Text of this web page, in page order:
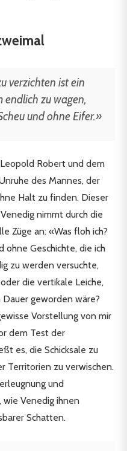
verzichten ist ein
endlich zu wagen,
und ohne Eifer.»
Robert und dem
des Mannes, der
Halt zu finden. Dieser
nimmt durch die
Züge an: «Was floh ich?
ohne Geschichte, die ich
zu werden versuchte,
die vertikale Leiche,
geworden wäre?
Vorstellung von mir
dem Test der
es, die Schicksale zu
Territorien zu verwischen.
und
wie Venedig ihnen
Schatten.